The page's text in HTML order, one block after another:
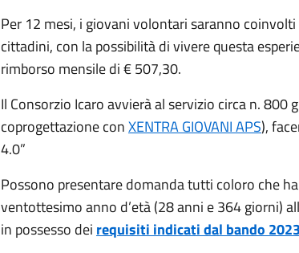
Per 12 mesi, i giovani volontari saranno
cittadini, con la possibilità di vivere questa
rimborso mensile di € 507,30.
Il Consorzio Icaro avvierà al servizio circa n.
coprogettazione conXENTRA GIOVANI APS),
4.0”
Possono presentare domanda tutti coloro che
ventottesimo anno d’età (28 anni e 364 giorni)
in possesso dei requisiti indicati dal bando 2023